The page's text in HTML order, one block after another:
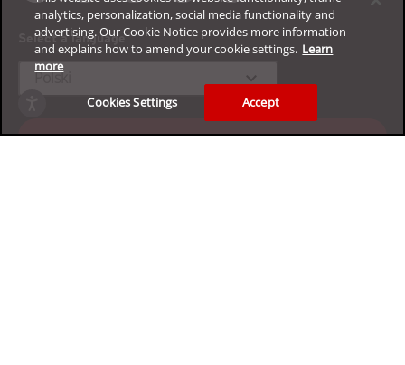
Select a language
Polski expand_more
analytics, personalization, social media functionality and
advertising. Our Cookie Notice provides more information
and explains how to amend your cookie settings. Learn
more
Cookies Settings Accept